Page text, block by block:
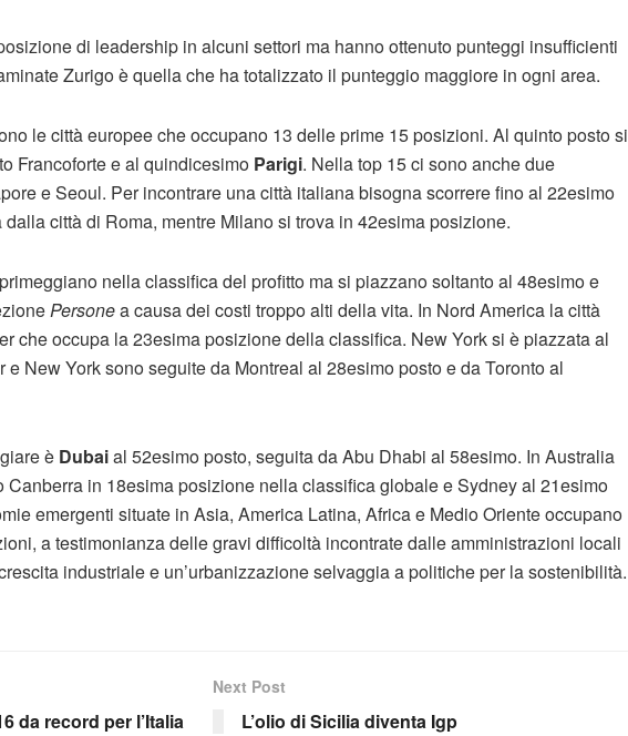
di leadership in alcuni settori ma hanno ottenuto punteggi insufficienti
Zurigo è quella che ha totalizzato il punteggio maggiore in ogni area.
le città europee che occupano 13 delle prime 15 posizioni. Al quinto posto si
Francoforte e al quindicesimo Parigi. Nella top 15 ci sono anche due
e Seoul. Per incontrare una città italiana bisogna scorrere fino al 22esimo
città di Roma, mentre Milano si trova in 42esima posizione.
primeggiano nella classifica del profitto ma si piazzano soltanto al 48esimo e
Personea causa dei costi troppo alti della vita. In Nord America la città
che occupa la 23esima posizione della classifica. New York si è piazzata al
e New York sono seguite da Montreal al 28esimo posto e da Toronto al
è Dubaial 52esimo posto, seguita da Abu Dhabi al 58esimo. In Australia
Canberra in 18esima posizione nella classifica globale e Sydney al 21esimo
emergenti situate in Asia, America Latina, Africa e Medio Oriente occupano
a testimonianza delle gravi difficoltà incontrate dalle amministrazioni locali
industriale e un’urbanizzazione selvaggia a politiche per la sostenibilità.
da record per l’Italia
Next Post
L’olio di Sicilia diventa Igp